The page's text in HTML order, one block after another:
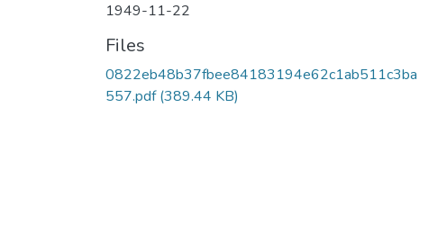
1949-11-22
Files
0822eb48b37fbee84183194e62c1ab511c3ba
557.pdf(389.44 KB)